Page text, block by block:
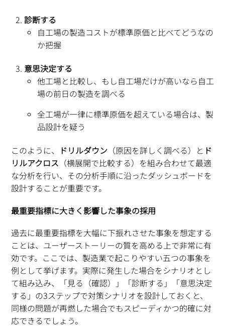
診断する
自工場の製造コストが標準原価と比べてどうなの
か把握
意思決定する
他工場と比較し、もし自工場だけが高いなら自工
場の前日の製造を調べる
全工場が一律に標準原価を超えている場合は、製
品設計を疑う
このように、
ドリルダウン （原因を詳しく調べる）と ド
リルアクロス （横展開で比較する）を組み合わせて最適
な分析を行い、その分析手順に沿ったダッシュボードを
設計することが重要です。
最重要指標に大きく影響した事象の採用
過去に最重要指標を大幅に下振れさせた事象を想定する
ことは、ユーザーストーリーの質を高める上で非常に有
効です。ここでは、製造業で起こりやすい五つの事象を
例として挙げます。実際に発生した場合をシナリオとし
て組み込み、「見る（確認）」「診断する」「意思決定
する」の3ステップで対策シナリオを設計しておくと、
同様の問題が再燃した場合でもスピーディかつ的確に対
応できるでしょう。